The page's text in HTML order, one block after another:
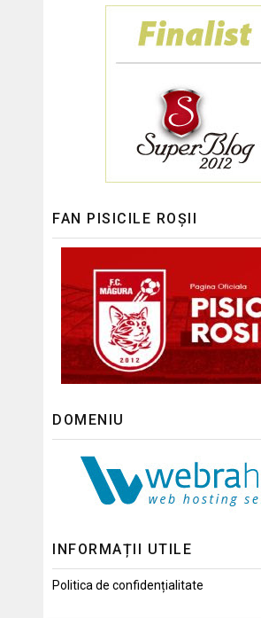
FAN PISICILE ROȘII
DOMENIU
INFORMAȚII UTILE
Politica de confidențialitate